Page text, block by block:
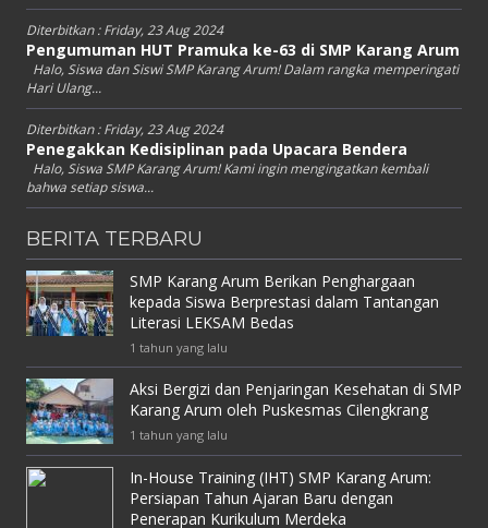
Diterbitkan :Friday, 23 Aug 2024
Pengumuman HUT Pramuka ke-63 di SMP Karang Arum
Halo, Siswa dan Siswi SMP Karang Arum! Dalam rangka memperingati
Hari Ulang...
Diterbitkan :Friday, 23 Aug 2024
Penegakkan Kedisiplinan pada Upacara Bendera
Halo, Siswa SMP Karang Arum! Kami ingin mengingatkan kembali
bahwa setiap siswa...
BERITA TERBARU
SMP Karang Arum Berikan Penghargaan
kepada Siswa Berprestasi dalam Tantangan
Literasi LEKSAM Bedas
1 tahun yang lalu
Aksi Bergizi dan Penjaringan Kesehatan di SMP
Karang Arum oleh Puskesmas Cilengkrang
1 tahun yang lalu
In-House Training (IHT) SMP Karang Arum:
Persiapan Tahun Ajaran Baru dengan
Penerapan Kurikulum Merdeka